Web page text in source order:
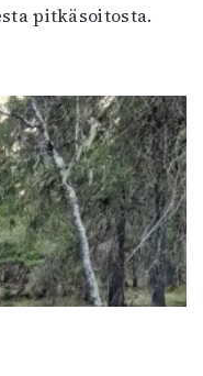
pitkäsoitosta.